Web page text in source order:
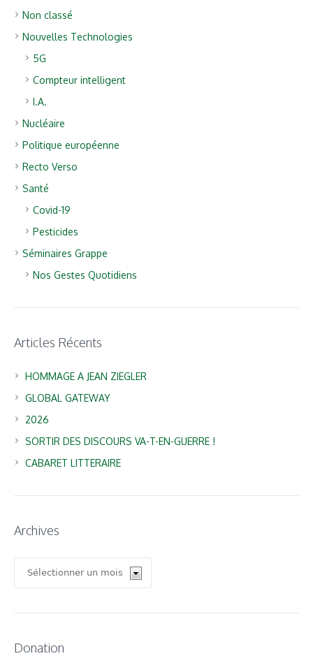
Non classé
Nouvelles Technologies
5G
Compteur intelligent
I.A.
Nucléaire
Politique européenne
Recto Verso
Santé
Covid-19
Pesticides
Séminaires Grappe
Nos Gestes Quotidiens
Articles Récents
HOMMAGE A JEAN ZIEGLER
GLOBAL GATEWAY
2026
SORTIR DES DISCOURS VA-T-EN-GUERRE !
CABARET LITTERAIRE
Archives
Donation